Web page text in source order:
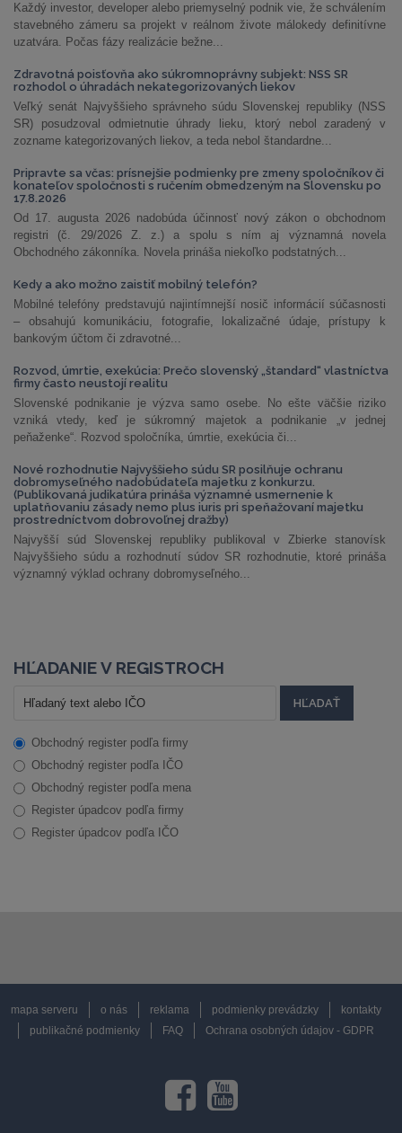
Každý investor, developer alebo priemyselný podnik vie, že schválením
stavebného zámeru sa projekt v reálnom živote málokedy definitívne
uzatvára. Počas fázy realizácie bežne...
Zdravotná poisťovňa ako súkromnoprávny subjekt: NSS SR
rozhodol o úhradách nekategorizovaných liekov
Veľký senát Najvyššieho správneho súdu Slovenskej republiky (NSS
SR) posudzoval odmietnutie úhrady lieku, ktorý nebol zaradený v
zozname kategorizovaných liekov, a teda nebol štandardne...
Pripravte sa včas: prísnejšie podmienky pre zmeny spoločníkov či
konateľov spoločnosti s ručením obmedzeným na Slovensku po
17.8.2026
Od 17. augusta 2026 nadobúda účinnosť nový zákon o obchodnom
registri (č. 29/2026 Z. z.) a spolu s ním aj významná novela
Obchodného zákonníka. Novela prináša niekoľko podstatných...
Kedy a ako možno zaistiť mobilný telefón?
Mobilné telefóny predstavujú najintímnejší nosič informácií súčasnosti
– obsahujú komunikáciu, fotografie, lokalizačné údaje, prístupy k
bankovým účtom či zdravotné...
Rozvod, úmrtie, exekúcia: Prečo slovenský „štandard“ vlastníctva
firmy často neustojí realitu
Slovenské podnikanie je výzva samo osebe. No ešte väčšie riziko
vzniká vtedy, keď je súkromný majetok a podnikanie „v jednej
peňaženke“. Rozvod spoločníka, úmrtie, exekúcia či...
Nové rozhodnutie Najvyššieho súdu SR posilňuje ochranu
dobromyseľného nadobúdateľa majetku z konkurzu.
(Publikovaná judikatúra prináša významné usmernenie k
uplatňovaniu zásady nemo plus iuris pri speňažovaní majetku
prostredníctvom dobrovoľnej dražby)
Najvyšší súd Slovenskej republiky publikoval v Zbierke stanovísk
Najvyššieho súdu a rozhodnutí súdov SR rozhodnutie, ktoré prináša
významný výklad ochrany dobromyseľného...
HĽADANIE V REGISTROCH
Obchodný register podľa firmy
Obchodný register podľa IČO
Obchodný register podľa mena
Register úpadcov podľa firmy
Register úpadcov podľa IČO
mapa serveru o nás reklama podmienky prevádzky
kontakty
publikačné podmienky
FAQ Ochrana osobných údajov - GDPR